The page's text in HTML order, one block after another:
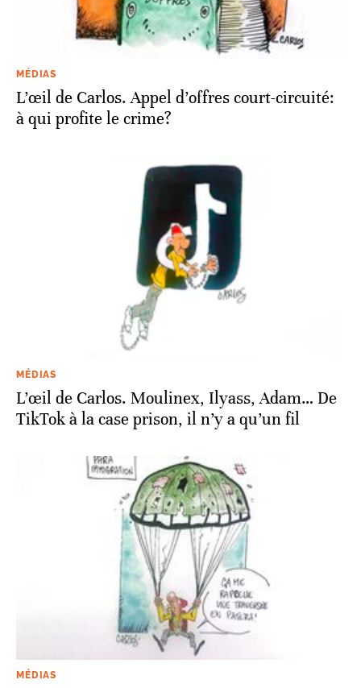
MÉDIAS
L’œil de Carlos. Appel d’offres court-circuité:
à qui profite le crime?
MÉDIAS
L’œil de Carlos. Moulinex, Ilyass, Adam… De
TikTok à la case prison, il n’y a qu’un fil
MÉDIAS